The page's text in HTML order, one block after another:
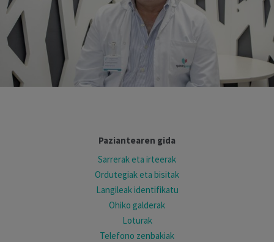
Paziantearen gida
Sarrerak eta irteerak
Ordutegiak eta bisitak
Langileak identifikatu
Ohiko galderak
Loturak
Telefono zenbakiak